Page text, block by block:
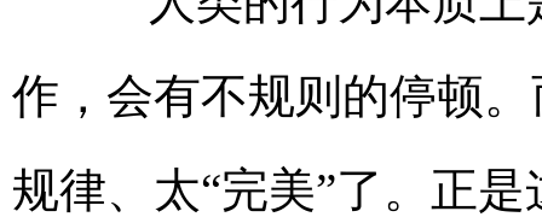
作，会有不规则的停顿
规律、太“完美”了。正